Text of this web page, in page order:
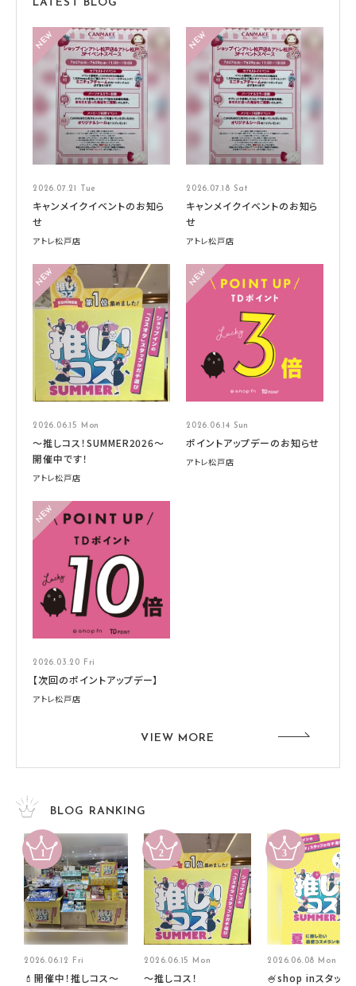
LATEST BLOG
2026.07.21 Tue
キャンメイクイベントのお知ら
せ
アトレ松戸店
2026.07.18 Sat
キャンメイクイベントのお知ら
せ
アトレ松戸店
2026.06.15 Mon
～推しコス！SUMMER2026～
開催中です！
アトレ松戸店
2026.06.14 Sun
ポイントアップデーのお知らせ
アトレ松戸店
2026.03.20 Fri
【次回のポイントアップデー】
アトレ松戸店
VIEW MORE
BLOG RANKING
2026.06.12 Fri
💄開催中！推しコス〜
2026.06.15 Mon
～推しコス！
2026.06.08 Mon
🍧shop inスタッフ